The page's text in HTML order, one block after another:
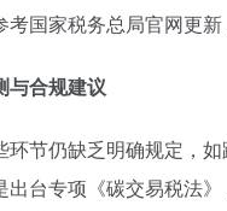
国家税务总局官网更新
与合规建议
环节仍缺乏明确规定，
台专项《碳交易税法